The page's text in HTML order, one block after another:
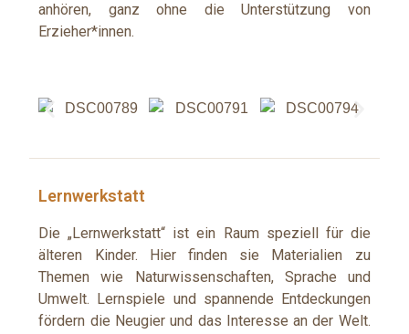
anhören, ganz ohne die Unterstützung von
Erzieher*innen.
Lernwerkstatt
Die „Lernwerkstatt“ ist ein Raum speziell für die
älteren Kinder. Hier finden sie Materialien zu
Themen wie Naturwissenschaften, Sprache und
Umwelt. Lernspiele und spannende Entdeckungen
fördern die Neugier und das Interesse an der Welt.